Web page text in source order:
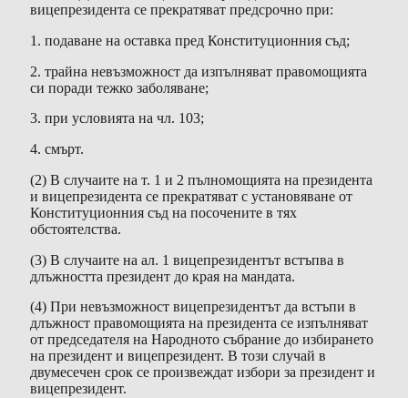
вицепрезидента се прекратяват предсрочно при:
1. подаване на оставка пред Конституционния съд;
2. трайна невъзможност да изпълняват правомощията
си поради тежко заболяване;
3. при условията на чл. 103;
4. смърт.
(2) В случаите на т. 1 и 2 пълномощията на президента
и вицепрезидента се прекратяват с установяване от
Конституционния съд на посочените в тях
обстоятелства.
(3) В случаите на ал. 1 вицепрезидентът встъпва в
длъжността президент до края на мандата.
(4) При невъзможност вицепрезидентът да встъпи в
длъжност правомощията на президента се изпълняват
от председателя на Народното събрание до избирането
на президент и вицепрезидент. В този случай в
двумесечен срок се произвеждат избори за президент и
вицепрезидент.